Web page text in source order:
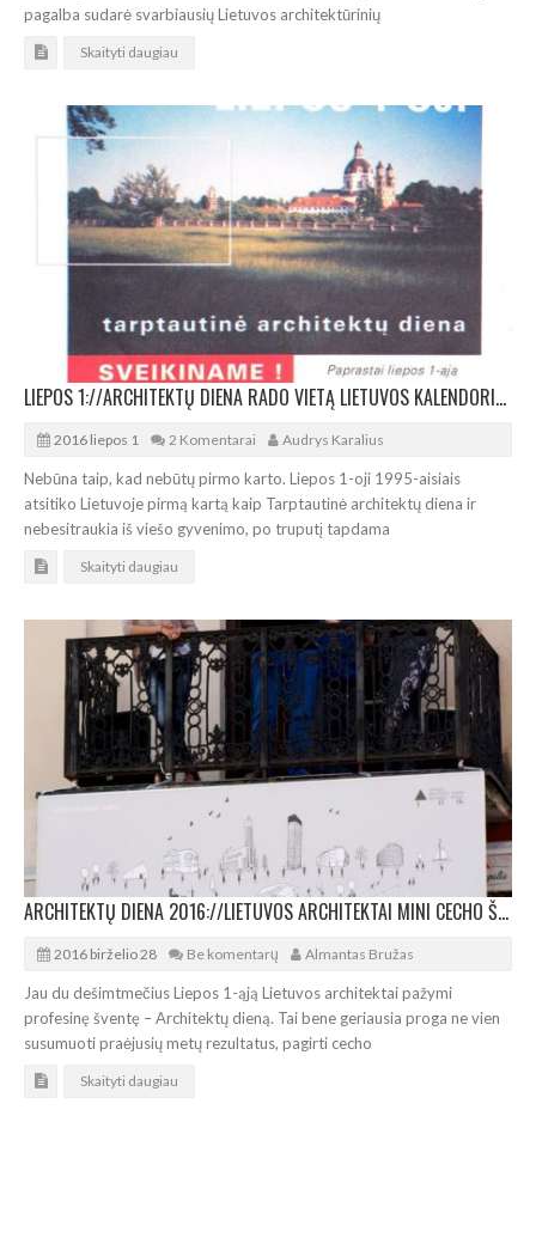
pagalba sudarė svarbiausių Lietuvos architektūrinių
Skaityti daugiau
LIEPOS 1://ARCHITEKTŲ DIENA RADO VIETĄ LIETUVOS KALENDORIUJE
2016 liepos 1 2 Komentarai Audrys Karalius
Nebūna taip, kad nebūtų pirmo karto. Liepos 1-oji 1995-aisiais
atsitiko Lietuvoje pirmą kartą kaip Tarptautinė architektų diena ir
nebesitraukia iš viešo gyvenimo, po truputį tapdama
Skaityti daugiau
ARCHITEKTŲ DIENA 2016://LIETUVOS ARCHITEKTAI MINI CECHO ŠVENTĘ
2016 birželio 28 Be komentarų Almantas Bružas
Jau du dešimtmečius Liepos 1-ąją Lietuvos architektai pažymi
profesinę šventę – Architektų dieną. Tai bene geriausia proga ne vien
susumuoti praėjusių metų rezultatus, pagirti cecho
Skaityti daugiau